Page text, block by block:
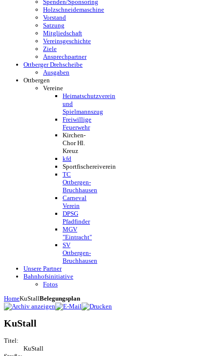
Spenden/Sponsoring
Holzschneidemaschine
Vorstand
Satzung
Mitgliedschaft
Vereinsgeschichte
Ziele
Ansprechpartner
Ottberger Drehscheibe
Ausgaben
Ottbergen
Vereine
Heimatschutzverein
und
Spielmannszug
Freiwillige
Feuerwehr
Kirchen-
Chor Hl.
Kreuz
kfd
Sportfischereiverein
TC
Ottbergen-
Bruchhausen
Carneval
Verein
DPSG
Pfadfinder
MGV
"Eintracht"
SV
Ottbergen-
Bruchhausen
Unsere Partner
Bahnhofsinitiative
Fotos
HomeKuStallBelegungsplan
KuStall
Titel:
KuStall